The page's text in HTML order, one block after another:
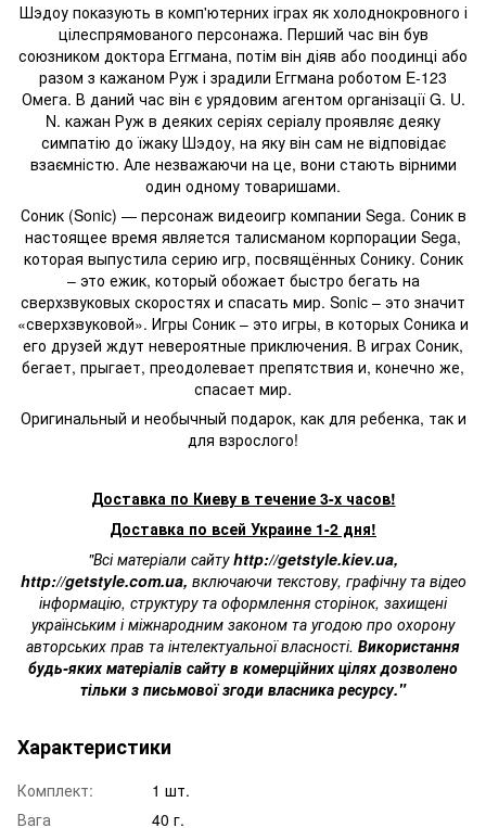
Шэдоу показують в комп'ютерних іграх як холоднокровного і
цілеспрямованого персонажа. Перший час він був
союзником доктора Еггмана, потім він діяв або поодинці або
разом з кажаном Руж і зрадили Еггмана роботом E-123
Омега. В даний час він є урядовим агентом організації G. U.
N. кажан Руж в деяких серіях серіалу проявляє деяку
симпатію до їжаку Шэдоу, на яку він сам не відповідає
взаємністю. Але незважаючи на це, вони стають вірними
один одному товаришами.
Соник (Sonic) — персонаж видеоигр компании Sega. Соник в
настоящее время является талисманом корпорации Sega,
которая выпустила серию игр, посвящённых Сонику. Соник
– это ежик, который обожает быстро бегать на
сверхзвуковых скоростях и спасать мир. Sonic – это значит
«сверхзвуковой». Игры Соник – это игры, в которых Соника и
его друзей ждут невероятные приключения. В играх Соник,
бегает, прыгает, преодолевает препятствия и, конечно же,
спасает мир.
Оригинальный и необычный подарок, как для ребенка, так и
для взрослого!
Доставка по Киеву в течение 3-х часов!
Доставка по всей Украине 1-2 дня!
"Всі матеріали сайтуhttp://getstyle.kiev.ua,
http://getstyle.com.ua, включаючи текстову, графічну та відео
інформацію, структуру та оформлення сторінок, захищені
українським і міжнародним законом та угодою про охорону
авторських прав та інтелектуальної власності. Використання
будь-яких матеріалів сайту в комерційних цілях дозволено
тільки з письмової згоди власника ресурсу."
Характеристики
Комплект:
1 шт.
Вага
40 г.